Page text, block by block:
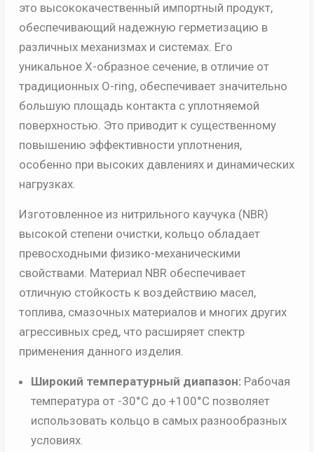
это высококачественный импортный продукт,
обеспечивающий надежную герметизацию в
различных механизмах и системах. Его
уникальное Х-образное сечение, в отличие от
традиционных O-ring, обеспечивает значительно
большую площадь контакта с уплотняемой
поверхностью. Это приводит к существенному
повышению эффективности уплотнения,
особенно при высоких давлениях и динамических
нагрузках.
Изготовленное из нитрильного каучука (NBR)
высокой степени очистки, кольцо обладает
превосходными физико-механическими
свойствами. Материал NBR обеспечивает
отличную стойкость к воздействию масел,
топлива, смазочных материалов и многих других
агрессивных сред, что расширяет спектр
применения данного изделия.
Широкий температурный диапазон:Рабочая
температура от -30°C до +100°C позволяет
использовать кольцо в самых разнообразных
условиях.